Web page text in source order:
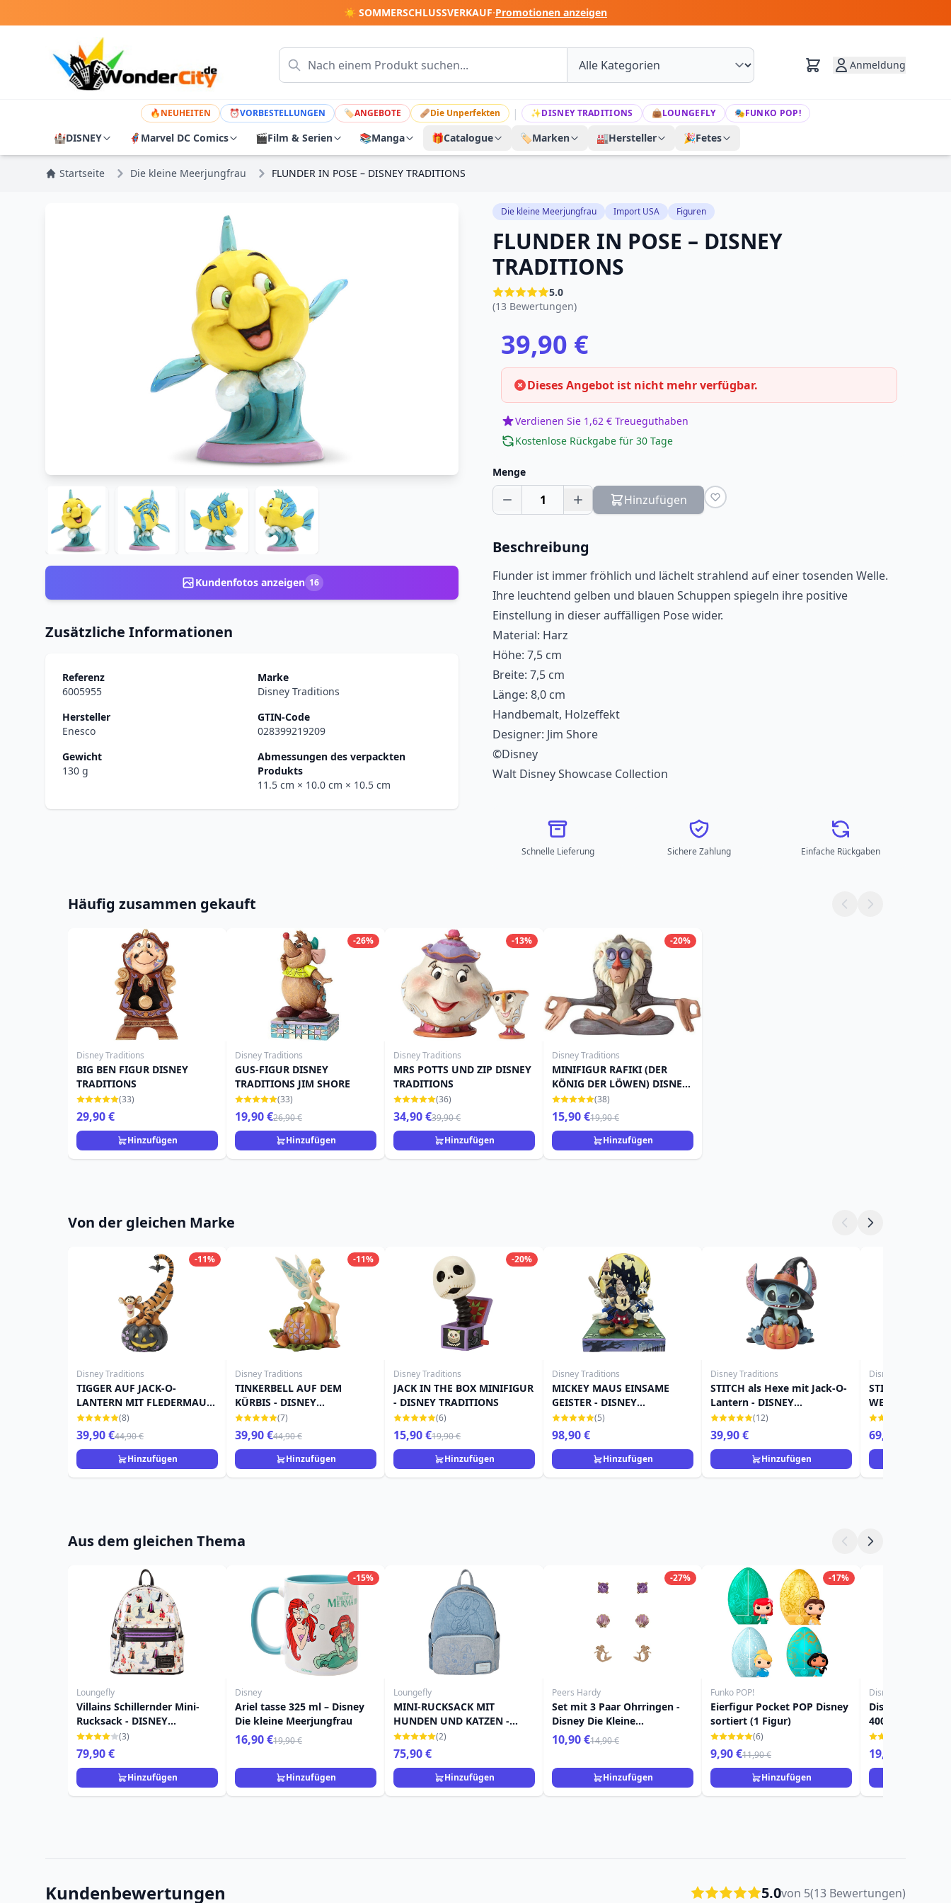
☀️ SOMMERSCHLUSSVERKAUF·Promotionen anzeigen
Anmeldung
🔥NEUHEITEN ⏰VORBESTELLUNGEN 🏷ANGEBOTE 🩹Die Unperfekten | ✨DISNEY TRADITIONS 👜LOUNGEFLY 🎭FUNKO POP!
🏰DISNEY 🦸 Marvel DC Comics 🎬Film & Serien 📚Manga 🎁Catalogue 🏷️Marken 🏭Hersteller 🎉Fetes
Startseite Die kleine Meerjungfrau FLUNDER IN POSE – DISNEY TRADITIONS
Kundenfotos anzeigen 16
Zusätzliche Informationen
Referenz
6005955
Marke
Disney Traditions
Hersteller
Enesco
GTIN-Code
028399219209
Gewicht
130 g
Abmessungen des verpackten
Produkts
11.5 cm × 10.0 cm × 10.5 cm
Die kleine Meerjungfrau Import USA Figuren
FLUNDER IN POSE – DISNEY
TRADITIONS
5.0
(13 Bewertungen)
39,90 €
Dieses Angebot ist nicht mehr verfügbar.
Verdienen Sie 1,62 € Treueguthaben
Kostenlose Rückgabe für 30 Tage
Menge
1 Hinzufügen
Beschreibung
Flunder ist immer fröhlich und lächelt strahlend auf einer tosenden Welle.
Ihre leuchtend gelben und blauen Schuppen spiegeln ihre positive
Einstellung in dieser auffälligen Pose wider.
Material: Harz
Höhe: 7,5 cm
Breite: 7,5 cm
Länge: 8,0 cm
Handbemalt, Holzeffekt
Designer: Jim Shore
©Disney
Walt Disney Showcase Collection
Schnelle Lieferung Sichere Zahlung Einfache Rückgaben
Häufig zusammen gekauft
Disney Traditions
BIG BEN FIGUR DISNEY
TRADITIONS
(33)
29,90 €
Hinzufügen
-26%
Disney Traditions
GUS-FIGUR DISNEY
TRADITIONS JIM SHORE
(33)
19,90 €26,90 €
Hinzufügen
-13%
Disney Traditions
MRS POTTS UND ZIP DISNEY
TRADITIONS
(36)
34,90 €39,90 €
Hinzufügen
-20%
Disney Traditions
MINIFIGUR RAFIKI (DER
KÖNIG DER LÖWEN) DISNEY
TRADITIONS
(38)
15,90 €19,90 €
Hinzufügen
Von der gleichen Marke
-11%
Disney Traditions
TIGGER AUF JACK-O-
LANTERN MIT FLEDERMAUS
- DISNEY TRADITIONS
(8)
39,90 €44,90 €
Hinzufügen
-11%
Disney Traditions
TINKERBELL AUF DEM
KÜRBIS - DISNEY
TRADITIONS
(7)
39,90 €44,90 €
Hinzufügen
-20%
Disney Traditions
JACK IN THE BOX MINIFIGUR
- DISNEY TRADITIONS
(6)
15,90 €19,90 €
Hinzufügen
Disney Traditions
MICKEY MAUS EINSAME
GEISTER - DISNEY
TRADITIONS
(5)
98,90 €
Hinzufügen
Disney Traditions
STITCH als Hexe mit Jack-O-
Lantern - DISNEY
TRADITIONS
(12)
39,90 €
Hinzufügen
Disney Traditions
STITCH WITH
WEIHNACHTEN
(LED) - DISNEY
69,90 €
Aus dem gleichen Thema
Loungefly
Villains Schillernder Mini-
Rucksack - DISNEY
LOUNGEFLY
(3)
79,90 €
Hinzufügen
-15%
Disney
Ariel tasse 325 ml – Disney
Die kleine Meerjungfrau
16,90 €19,90 €
Hinzufügen
Loungefly
MINI-RUCKSACK MIT
HUNDEN UND KATZEN -
DISNEY LOUNGEFLY
(2)
75,90 €
Hinzufügen
-27%
Peers Hardy
Set mit 3 Paar Ohrringen -
Disney Die Kleine
Meerjungfrau
10,90 €14,90 €
Hinzufügen
-17%
Funko POP!
Eierfigur Pocket POP Disney
sortiert (1 Figur)
(6)
9,90 €11,90 €
Hinzufügen
Disney
Disney-
400 ml
19,90 €
Kundenbewertungen 5.0von 5(13 Bewertungen)